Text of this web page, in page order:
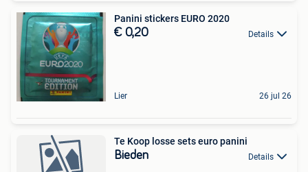
Panini stickers EURO 2020
€ 0,20 Details
Lier 26 jul 26
Te Koop losse sets euro panini
Bieden Details